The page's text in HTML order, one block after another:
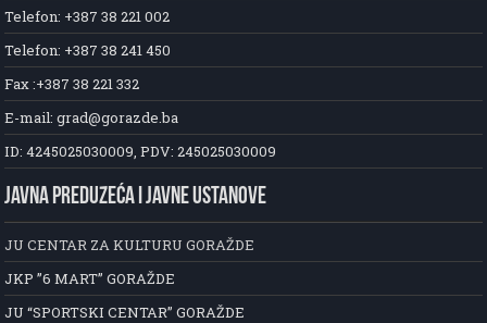
Telefon: +387 38 221 002
Telefon: +387 38 241 450
Fax :+387 38 221 332
E-mail: grad@gorazde.ba
ID: 4245025030009, PDV: 245025030009
JAVNA PREDUZEĆA I JAVNE USTANOVE
JU CENTAR ZA KULTURU GORAŽDE
JKP ”6 MART” GORAŽDE
JU “SPORTSKI CENTAR” GORAŽDE